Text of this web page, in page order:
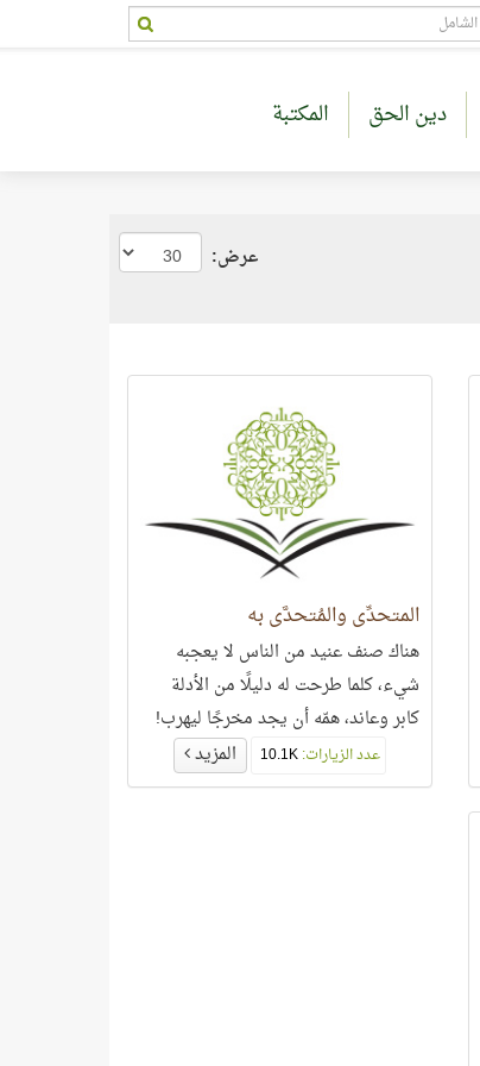
دين الحق المكتبة
عرض:
المتحدِّي والمُتحدَّى به
هناك صنف عنيد من الناس لا يعجبه
شيء، كلما طرحت له دليلًا من الأدلة
كابر وعاند، همّه أن يجد مخرجًا ليهرب!
عدد الزيارات:10.1K المزيد